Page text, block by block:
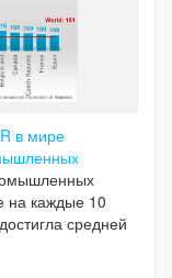
в мире
на каждые 10
средней